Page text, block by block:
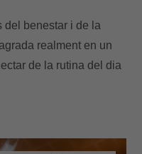
del benestar i de la
realment en un
de la rutina del dia